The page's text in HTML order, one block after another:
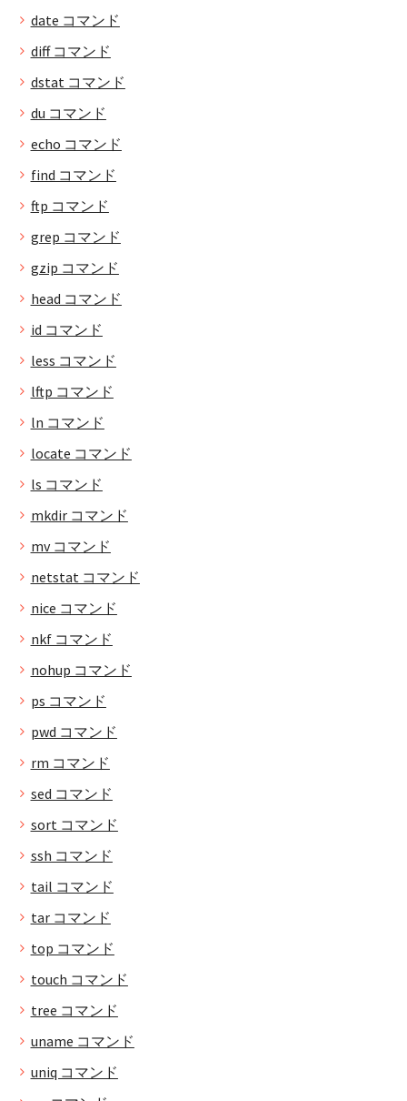
date コマンド
diff コマンド
dstat コマンド
du コマンド
echo コマンド
find コマンド
ftp コマンド
grep コマンド
gzip コマンド
head コマンド
id コマンド
less コマンド
lftp コマンド
ln コマンド
locate コマンド
ls コマンド
mkdir コマンド
mv コマンド
netstat コマンド
nice コマンド
nkf コマンド
nohup コマンド
ps コマンド
pwd コマンド
rm コマンド
sed コマンド
sort コマンド
ssh コマンド
tail コマンド
tar コマンド
top コマンド
touch コマンド
tree コマンド
uname コマンド
uniq コマンド